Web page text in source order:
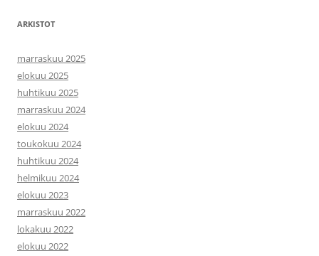
ARKISTOT
marraskuu 2025
elokuu 2025
huhtikuu 2025
marraskuu 2024
elokuu 2024
toukokuu 2024
huhtikuu 2024
helmikuu 2024
elokuu 2023
marraskuu 2022
lokakuu 2022
elokuu 2022